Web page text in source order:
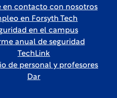
en contacto con nosotros
en Forsyth Tech
en el campus
anual de seguridad
TechLink
de personal y profesores
Dar